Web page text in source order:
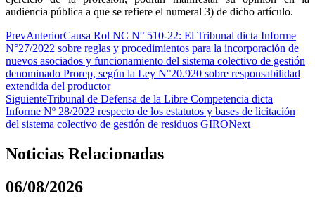
audiencia pública a que se refiere el numeral 3) de dicho artículo.
PrevAnteriorCausa Rol NC N° 510-22: El Tribunal dicta Informe
N°27/2022 sobre reglas y procedimientos para la incorporación de
nuevos asociados y funcionamiento del sistema colectivo de gestión
denominado Prorep, según la Ley N°20.920 sobre responsabilidad
extendida del productor
SiguienteTribunal de Defensa de la Libre Competencia dicta
Informe Nº 28/2022 respecto de los estatutos y bases de licitación
del sistema colectivo de gestión de residuos GIRONext
Noticias Relacionadas
06/08/2026